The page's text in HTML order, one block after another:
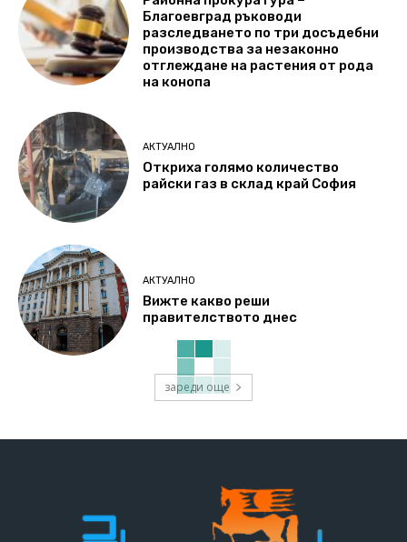
Благоевград ръководи
разследването по три досъдебни
производства за незаконно
отглеждане на растения от рода
на конопа
АКТУАЛНО
Откриха голямо количество
райски газ в склад край София
АКТУАЛНО
Вижте какво реши
правителството днес
зареди още